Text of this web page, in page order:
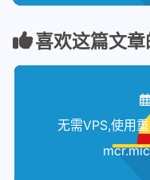
喜欢这篇文
无需VPS,使用